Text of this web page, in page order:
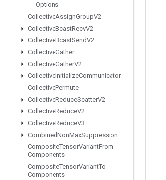
Options
CollectiveAssignGroupV2
CollectiveBcastRecvV2
CollectiveBcastSendV2
CollectiveGather
CollectiveGatherV2
CollectiveInitializeCommunicator
CollectivePermute
CollectiveReduceScatterV2
CollectiveReduceV2
CollectiveReduceV3
CombinedNonMaxSuppression
CompositeTensorVariantFrom
Components
CompositeTensorVariantTo
Components